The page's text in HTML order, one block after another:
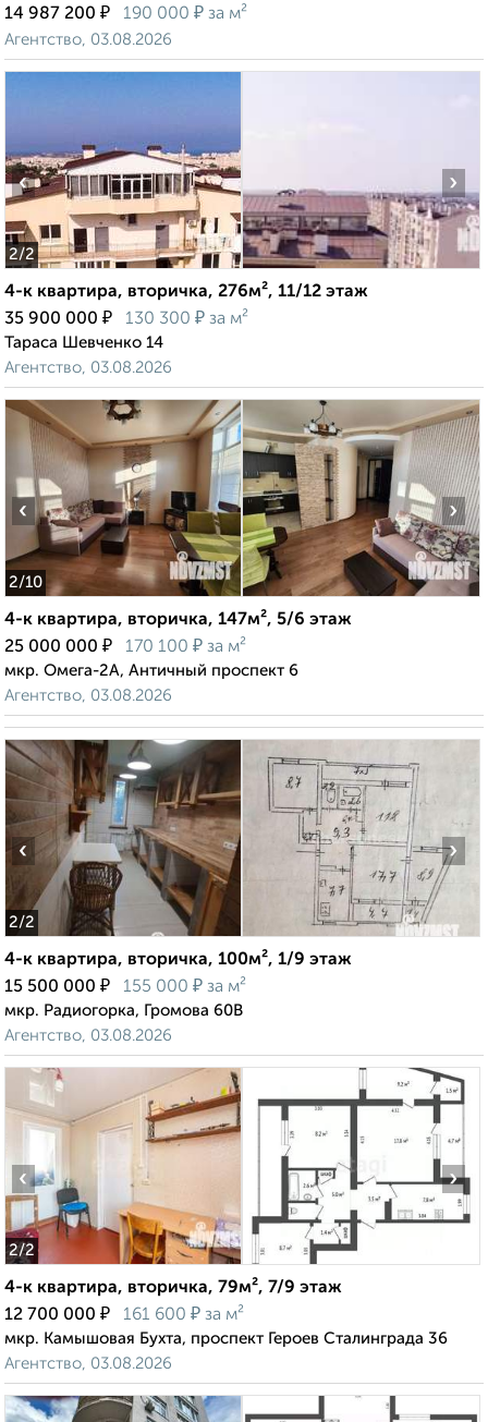
14 987 200 ₽ 190 000 ₽ за м²
Агентство, 03.08.2026
2/2
‹ ›
4-к квартира, вторичка, 276м², 11/12 этаж
35 900 000 ₽ 130 300 ₽ за м²
Тараса Шевченко 14
Агентство, 03.08.2026
2/10
‹ ›
4-к квартира, вторичка, 147м², 5/6 этаж
25 000 000 ₽ 170 100 ₽ за м²
мкр. Омега-2А, Античный проспект 6
Агентство, 03.08.2026
2/2
‹ ›
4-к квартира, вторичка, 100м², 1/9 этаж
15 500 000 ₽ 155 000 ₽ за м²
мкр. Радиогорка, Громова 60В
Агентство, 03.08.2026
2/2
‹ ›
4-к квартира, вторичка, 79м², 7/9 этаж
12 700 000 ₽ 161 600 ₽ за м²
мкр. Камышовая Бухта, проспект Героев Сталинграда 36
Агентство, 03.08.2026